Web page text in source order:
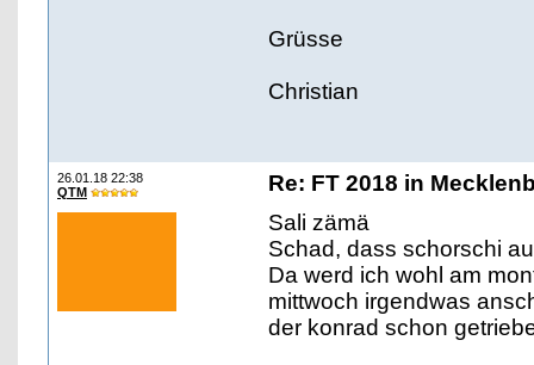
Grüsse
Christian
26.01.18 22:38
QTM
Re: FT 2018 in
Sali zämä
Schad, dass schorschi
Da werd ich wohl am
mittwoch irgendwas
der konrad schon